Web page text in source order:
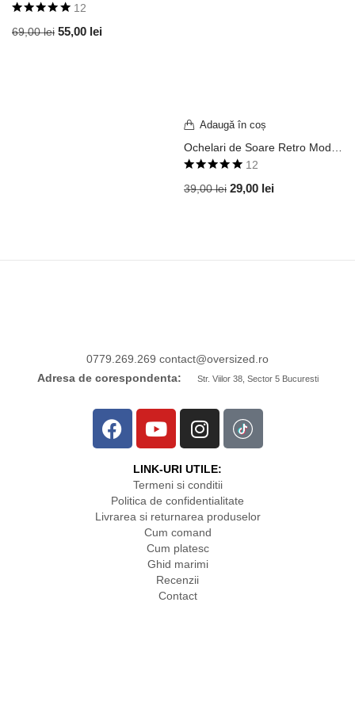
5.00din 5
12
69,00lei 55,00 lei
Adaugă în coș
5.00din 5
12
39,00lei 29,00 lei
0779.269.269 contact@oversized.ro
Adresa de corespondenta:
Str. Viilor 38, Sector 5 Bucuresti
LINK-URI UTILE:
Termeni si conditii
Politica de confidentialitate
Livrarea si returnarea produselor
Cum comand
Cum platesc
Ghid marimi
Recenzii
Contact